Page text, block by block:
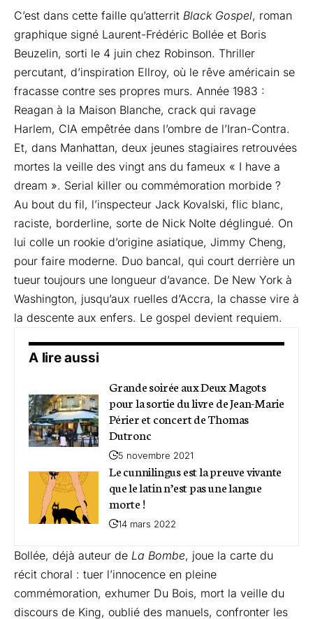
C’est dans cette faille qu’atterrit Black Gospel, roman
graphique signé Laurent-Frédéric Bollée et Boris
Beuzelin, sorti le 4 juin chez Robinson. Thriller
percutant, d’inspiration Ellroy, où le rêve américain se
fracasse contre ses propres murs. Année 1983 :
Reagan à la Maison Blanche, crack qui ravage
Harlem, CIA empêtrée dans l’ombre de l’Iran-Contra.
Et, dans Manhattan, deux jeunes stagiaires retrouvées
mortes la veille des vingt ans du fameux « I have a
dream ». Serial killer ou commémoration morbide ?
Au bout du fil, l’inspecteur Jack Kovalski, flic blanc,
raciste, borderline, sorte de Nick Nolte déglingué. On
lui colle un rookie d’origine asiatique, Jimmy Cheng,
pour faire moderne. Duo bancal, qui court derrière un
tueur toujours une longueur d’avance. De New York à
Washington, jusqu’aux ruelles d’Accra, la chasse vire à
la descente aux enfers. Le gospel devient requiem.
A lire aussi
Grande soirée aux Deux Magots
pour la sortie du livre de Jean-Marie
Périer et concert de Thomas
Dutronc
5 novembre 2021
Le cunnilingus est la preuve vivante
que le latin n’est pas une langue
morte !
14 mars 2022
Bollée, déjà auteur de La Bombe, joue la carte du
récit choral : tuer l’innocence en pleine
commémoration, exhumer Du Bois, mort la veille du
discours de King, oublié des manuels, confronter les